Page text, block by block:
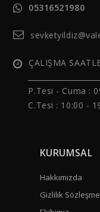
05316521980
ÇALIŞMA
P.Tesi - Cuma :
C.Tesi : 10:00 -
KURUMSAL
Hakkımızda
Gizlilik